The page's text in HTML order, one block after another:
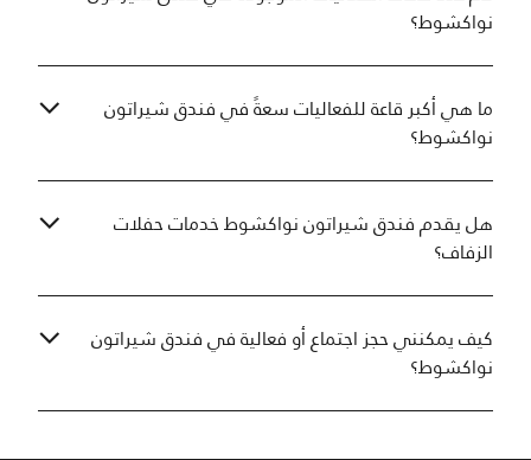
نواكشوط؟
ما هي أكبر قاعة للفعاليات سعةً في فندق شيراتون
نواكشوط؟
هل يقدم فندق شيراتون نواكشوط خدمات حفلات
الزفاف؟
كيف يمكنني حجز اجتماع أو فعالية في فندق شيراتون
نواكشوط؟